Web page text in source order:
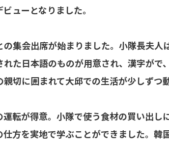
ューとなりました。
集会出席が始まりました。小隊長夫
れた日本語のものが用意され、漢字が
切に囲まれて大邱での生活が少しずつ
転が得意。小隊で使う食材の買い出
方を実地で学ぶことができました。